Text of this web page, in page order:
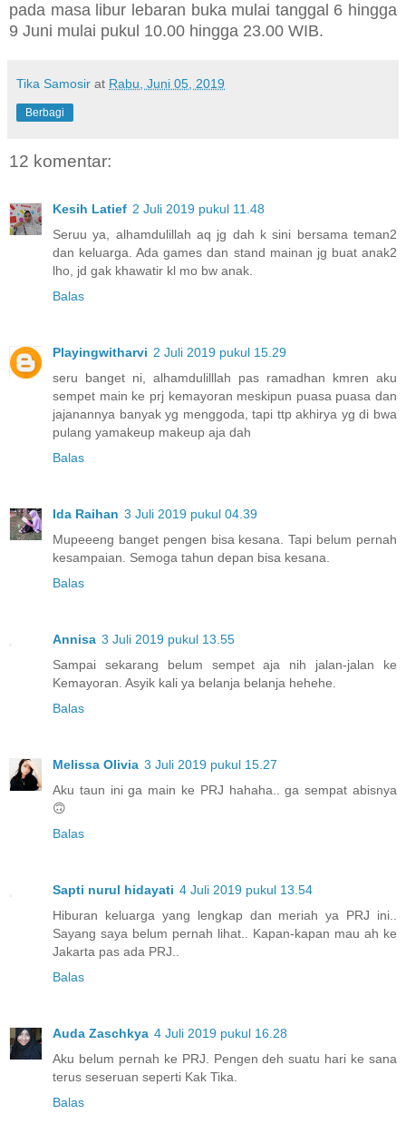
pada masa libur lebaran buka mulai tanggal 6 hingga
9 Juni mulai pukul 10.00 hingga 23.00 WIB.
Tika Samosir at Rabu, Juni 05, 2019
Berbagi
12 komentar:
Kesih Latief 2 Juli 2019 pukul 11.48
Seruu ya, alhamdulillah aq jg dah k sini bersama teman2
dan keluarga. Ada games dan stand mainan jg buat anak2
lho, jd gak khawatir kl mo bw anak.
Balas
Playingwitharvi 2 Juli 2019 pukul 15.29
seru banget ni, alhamdulilllah pas ramadhan kmren aku
sempet main ke prj kemayoran meskipun puasa puasa dan
jajanannya banyak yg menggoda, tapi ttp akhirya yg di bwa
pulang yamakeup makeup aja dah
Balas
Ida Raihan 3 Juli 2019 pukul 04.39
Mupeeeng banget pengen bisa kesana. Tapi belum pernah
kesampaian. Semoga tahun depan bisa kesana.
Balas
Annisa 3 Juli 2019 pukul 13.55
Sampai sekarang belum sempet aja nih jalan-jalan ke
Kemayoran. Asyik kali ya belanja belanja hehehe.
Balas
Melissa Olivia 3 Juli 2019 pukul 15.27
Aku taun ini ga main ke PRJ hahaha.. ga sempat abisnya
🙃
Balas
Sapti nurul hidayati 4 Juli 2019 pukul 13.54
Hiburan keluarga yang lengkap dan meriah ya PRJ ini..
Sayang saya belum pernah lihat.. Kapan-kapan mau ah ke
Jakarta pas ada PRJ..
Balas
Auda Zaschkya 4 Juli 2019 pukul 16.28
Aku belum pernah ke PRJ. Pengen deh suatu hari ke sana
terus seseruan seperti Kak Tika.
Balas